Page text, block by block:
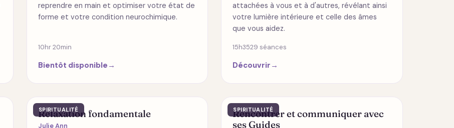
reprendre en main et optimiser votre état de
forme et votre condition neurochimique.
10hr 20min
Bientôt disponible →
attachées à vous et à d'autres, révélant ainsi
votre lumière intérieure et celle des âmes
que vous aidez.
15h3529 séances
Découvrir →
SPIRITUALITÉ
Relaxation fondamentale
Julie Ann
SPIRITUALITÉ
Rencontrer et communiquer avec
ses Guides